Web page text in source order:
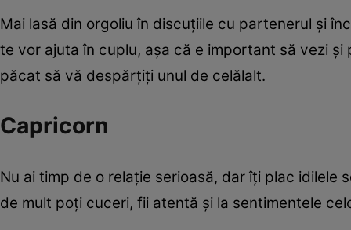
Mai lasă din orgoliu în discuţiile cu partenerul şi
te vor ajuta în cuplu, aşa că e important să vezi
păcat să vă despărţiţi unul de celălalt.
Capricorn
Nu ai timp de o relaţie serioasă, dar îţi plac
de mult poţi cuceri, fii atentă şi la sentimentele